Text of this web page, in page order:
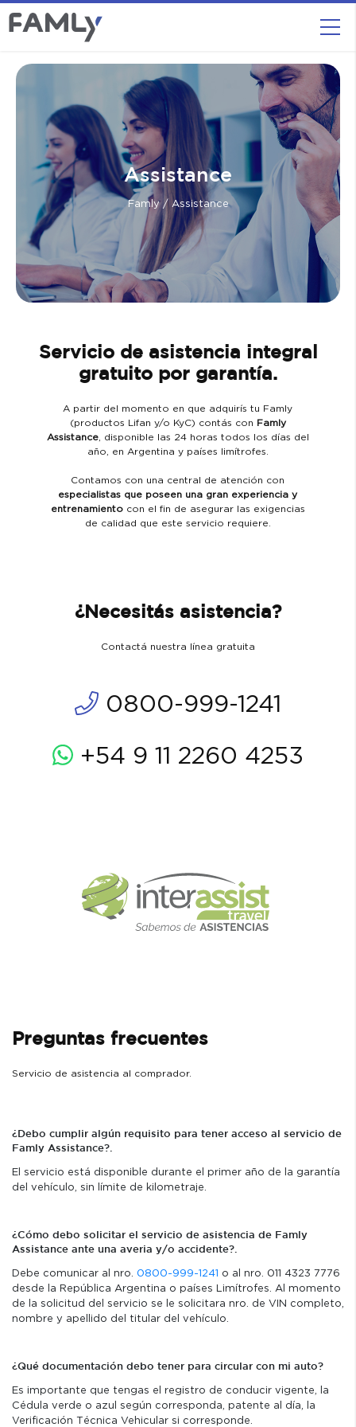
Assistance
Famly/ Assistance
Servicio de asistencia integral
gratuito por garantía.
A partir del momento en que adquirís tu Famly
(productos Lifan y/o KyC) contás con Famly
Assistance, disponible las 24 horas todos los días del
año, en Argentina y países limítrofes.
Contamos con una central de atención con
especialistas que poseen una gran experiencia y
entrenamientocon el fin de asegurar las exigencias
de calidad que este servicio requiere.
¿Necesitás asistencia?
Contactá nuestra línea gratuita
0800-999-1241
+54 9 11 2260 4253
Preguntas frecuentes
Servicio de asistencia al comprador.
¿Debo cumplir algún requisito para tener acceso al servicio de
Famly Assistance?.
El servicio está disponible durante el primer año de la garantía
del vehículo, sin límite de kilometraje.
¿Cómo debo solicitar el servicio de asistencia de Famly
Assistance ante una averia y/o accidente?.
Debe comunicar al nro. 0800-999-1241 o al nro. 011 4323 7776
desde la República Argentina o países Limítrofes. Al momento
de la solicitud del servicio se le solicitara nro. de VIN completo,
nombre y apellido del titular del vehículo.
¿Qué documentación debo tener para circular con mi auto?
Es importante que tengas el registro de conducir vigente, la
Cédula verde o azul según corresponda, patente al día, la
Verificación Técnica Vehicular si corresponde.